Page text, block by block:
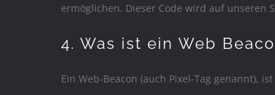
ermöglichen. Dieser Code wird auf unseren
4. Was ist ein Web
Ein Web-Beacon (auch Pixel-Tag genannt),